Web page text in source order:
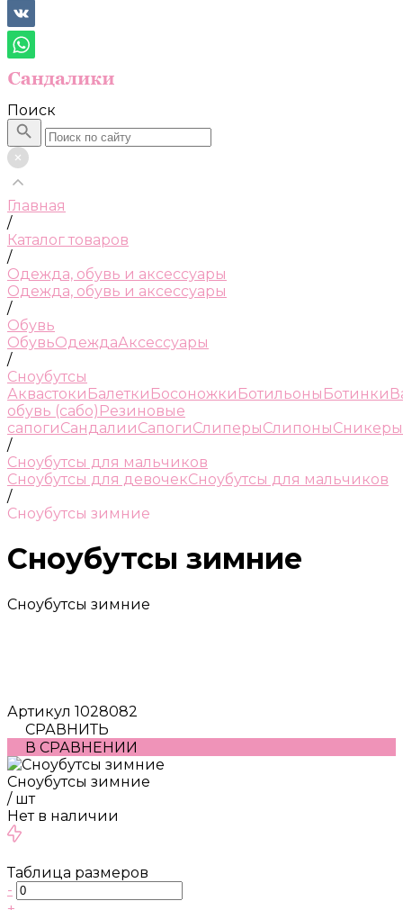
Поиск
Главная
/
Каталог товаров
/
Одежда, обувь и аксессуары
Одежда, обувь и аксессуары
/
Обувь
ОбувьОдеждаАксессуары
/
Сноубутсы
Аквастоки Балетки Босоножки Ботильоны Ботинки
обувь (сабо) Резиновые
сапогиСандалииСапогиСлиперыСлипоныСникеры
/
Сноубутсы для мальчиков
Сноубутсы для девочекСноубутсы для мальчиков
/
Сноубутсы зимние
Сноубутсы зимние
Сноубутсы зимние
Артикул 1028082
СРАВНИТЬ
В СРАВНЕНИИ
Сноубутсы зимние
/ шт
Нет в наличии
Таблица размеров
-